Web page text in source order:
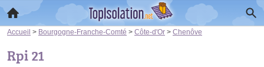
Accueil > Bourgogne-Franche-Comté > Côte-d'Or > Chenôve
Rpi 21